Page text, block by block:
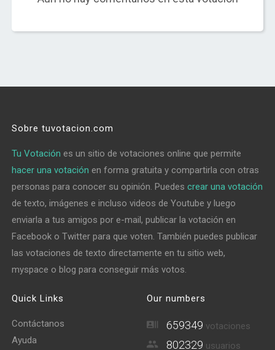
Sobre tuvotacion.com
Tu Votación es un sitio de votaciones online que permite
hacer una votación en forma gratuita y compartirla con otras
personas para conocer su opinión. Puedescrear una votación
de texto, imágenes e incluso videos de Youtube y luego
enviarla a tus amigos por e-mail, publicar la votación en
Facebook o Twitter para que voten. También puedes publicar
las votaciones de texto directamente en tu sitio web,
myspace o blog para conseguir más votos.
Quick Links
Contáctanos
Ayuda
Our numbers
659349 votaciones
802329 usuarios